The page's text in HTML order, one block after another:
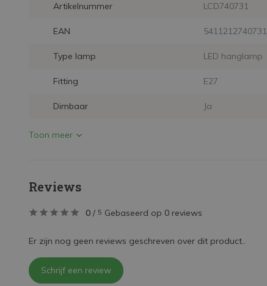
Artikelnummer LCD740731
EAN 5411212740731
Type lamp LED hanglamp
Fitting E27
Dimbaar Ja
Toon meer
Reviews
0 / 5 Gebaseerd op 0 reviews
Er zijn nog geen reviews geschreven over dit product..
Schrijf een review